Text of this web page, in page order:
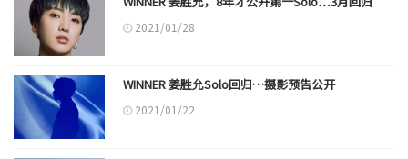
2021/01/28
WINNER 姜胜允Solo回归…摄影预告公开
2021/01/22